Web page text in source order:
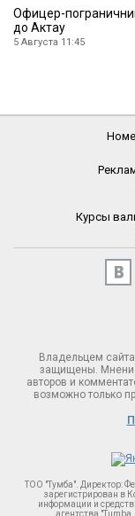
Офицер-
до Актау
5 Августа 11:45
Курсы
Владельцем
защищены.
авторов и
возможно только
ТОО "Тумба". Директор:
зарегистрирован в
информации и